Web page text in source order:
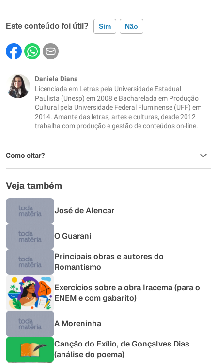
Este conteúdo foi útil? Sim Não
Este conteúdo contém informação incorreta
Este conteúdo não tem a informação que procuro
Outro
Daniela Diana
Licenciada em Letras pela Universidade Estadual
Paulista (Unesp) em 2008 e Bacharelada em Produção
Cultural pela Universidade Federal Fluminense (UFF) em
2014. Amante das letras, artes e culturas, desde 2012
trabalha com produção e gestão de conteúdos on-line.
Como citar?
Veja também
José de Alencar
O Guarani
Principais obras e autores do
Romantismo
Exercícios sobre a obra Iracema (para o
ENEM e com gabarito)
A Moreninha
Canção do Exílio, de Gonçalves Dias
(análise do poema)